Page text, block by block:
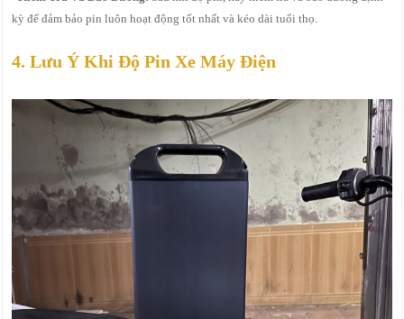
kỳ để đảm bảo pin luôn hoạt động tốt nhất và kéo dài tuổi thọ.
4. Lưu Ý Khi Độ Pin Xe Máy Điện